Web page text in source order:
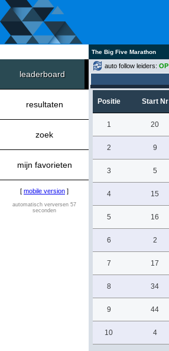
The Big Five Marathon
leaderboard
resultaten
zoek
mijn favorieten
[ mobile version ]
automatisch verversen 57
seconden
auto follow leiders: OP
Positie Start Nr
1 20
2 9
3 5
4 15
5 16
6 2
7 17
8 34
9 44
10 4